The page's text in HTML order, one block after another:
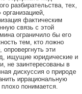
разбирательства, тех,
фактическим
связь с этой
ограничило бы его
тем, кто ложно
эти
ищущие юридические и
не заинтересованы в
дискуссия о природе
иррациональную
понимается.